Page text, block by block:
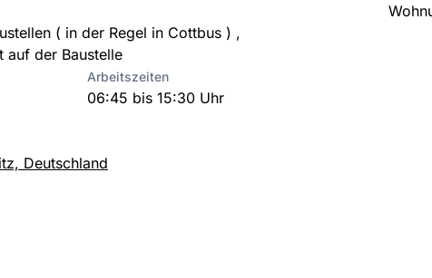
( in der Regel in Cottbus ) ,
auf der Baustelle
Arbeitszeiten
06:45 bis 15:30 Uhr
Deutschland